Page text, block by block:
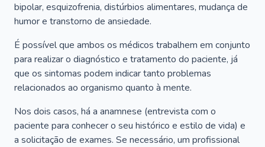
bipolar, esquizofrenia, distúrbios alimentares, mudança de
humor e transtorno de ansiedade.
É possível que ambos os médicos trabalhem em conjunto
para realizar o diagnóstico e tratamento do paciente, já
que os sintomas podem indicar tanto problemas
relacionados ao organismo quanto à mente.
Nos dois casos, há a anamnese (entrevista com o
paciente para conhecer o seu histórico e estilo de vida) e
a solicitação de exames. Se necessário, um profissional